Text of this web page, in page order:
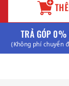
TRẢ GÓP 0%
(Không phí chuyển